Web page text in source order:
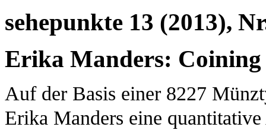
sehepunkte 13 (2013),
Erika Manders: Coining
Auf der Basis einer 8227
Erika Manders eine